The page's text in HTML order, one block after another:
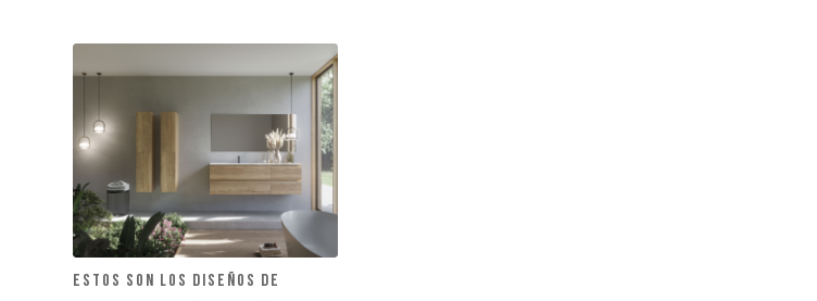
ESTOS SON LOS DISEÑOS DE